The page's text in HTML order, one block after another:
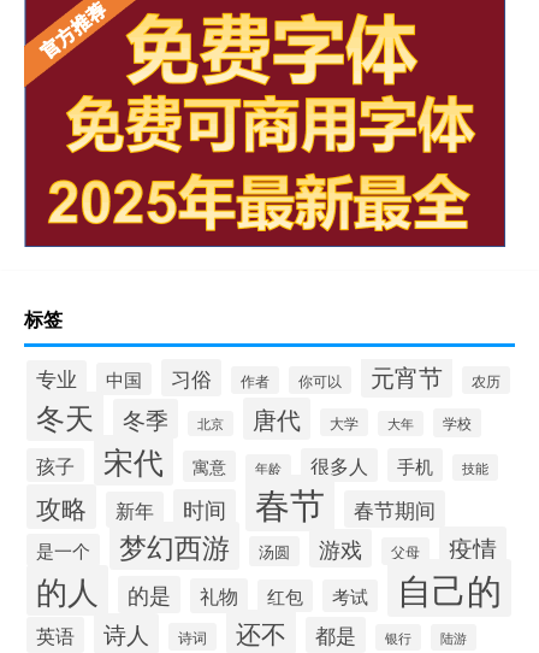
标签
专业 中国 习俗 作者 你可以 元宵节 农历
冬天 冬季 北京 唐代 大学 大年 学校
孩子 宋代 寓意 年龄 很多人 手机 技能
攻略 新年 时间 春节 春节期间
是一个 梦幻西游 汤圆 游戏 父母 疫情
的人 的是 礼物 红包 考试 自己的
英语 诗人 诗词 还不 都是 银行 陆游